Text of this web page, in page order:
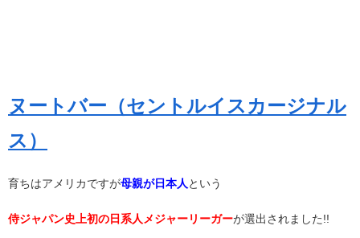
ヌートバー（セントルイスカージナル
ス）
育ちはアメリカですが母親が日本人 という
侍ジャパン史上初の日系人メジャーリーガーが選出されました!!